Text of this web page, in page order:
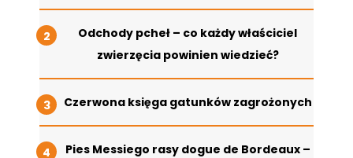
Odchody pcheł – co każdy właściciel
zwierzęcia powinien wiedzieć?
Czerwona księga gatunków zagrożonych
Pies Messiego rasy dogue de Bordeaux –